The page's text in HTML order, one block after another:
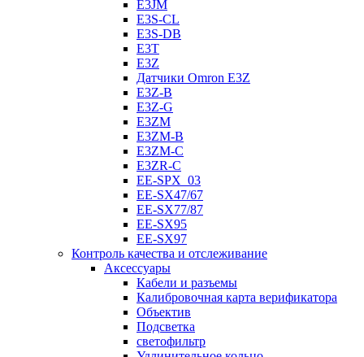
E3JM
E3S-CL
E3S-DB
E3T
E3Z
Датчики Omron E3Z
E3Z-B
E3Z-G
E3ZM
E3ZM-B
E3ZM-C
E3ZR-C
EE-SPX_03
EE-SX47/67
EE-SX77/87
EE-SX95
EE-SX97
Контроль качества и отслеживание
Аксессуары
Кабели и разъемы
Калибровочная карта верификатора
Объектив
Подсветка
светофильтр